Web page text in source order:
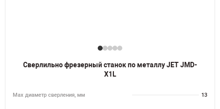
Сверлильно фрезерный станок по металлу JET JMD-
X1L
Мах диаметр сверления, мм 13